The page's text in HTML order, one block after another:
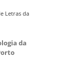
Letras da
da